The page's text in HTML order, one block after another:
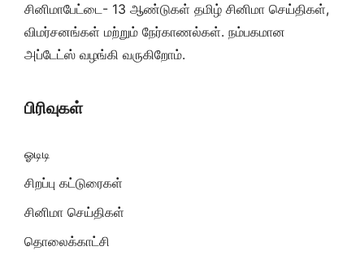
சினிமாபேட்டை- 13 ஆண்டுகள் தமிழ் சினிமா செய்திகள்,
விமர்சனங்கள் மற்றும் நேர்காணல்கள். நம்பகமான
அப்டேட்ஸ் வழங்கி வருகிறோம்.
பிரிவுகள்
ஓடிடி
சிறப்பு கட்டுரைகள்
சினிமா செய்திகள்
தொலைக்காட்சி